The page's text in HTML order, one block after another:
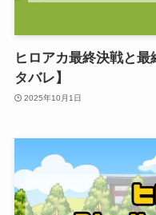
ヒロアカ最終決戦と
タバレ】
2025年10月1日